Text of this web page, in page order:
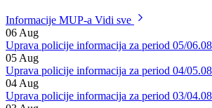
upoznat Kantonalni tužilac koji je izjavio da
„Prevara“ iz čl.294 st.1 KZ F BiH. Rada na
Informacije MUP-a
06Aug
Uprava policije informacija za period 05/
05Aug